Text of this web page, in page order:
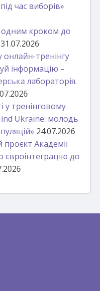
час виборів»
одним кроком до
31.07.2026
онлайн-тренінгу
інформацію –
лабораторія.
у тренінговому
Ukraine: молодь
24.07.2026
проєкт Академії
євроінтеграцію до